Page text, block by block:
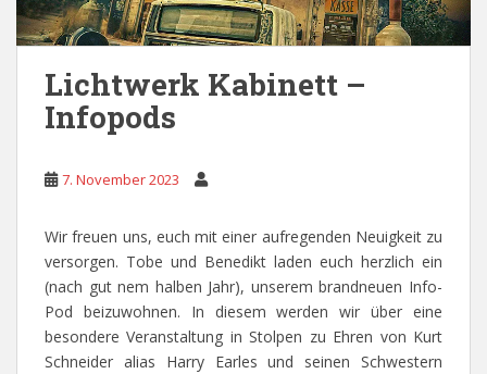
Lichtwerk Kabinett –
Infopods
7. November 2023
Wir freuen uns, euch mit einer aufregenden Neuigkeit zu
versorgen. Tobe und Benedikt laden euch herzlich ein
(nach gut nem halben Jahr), unserem brandneuen Info-
Pod beizuwohnen. In diesem werden wir über eine
besondere Veranstaltung in Stolpen zu Ehren von Kurt
Schneider alias Harry Earles und seinen Schwestern